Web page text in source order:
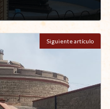
Siguiente artículo